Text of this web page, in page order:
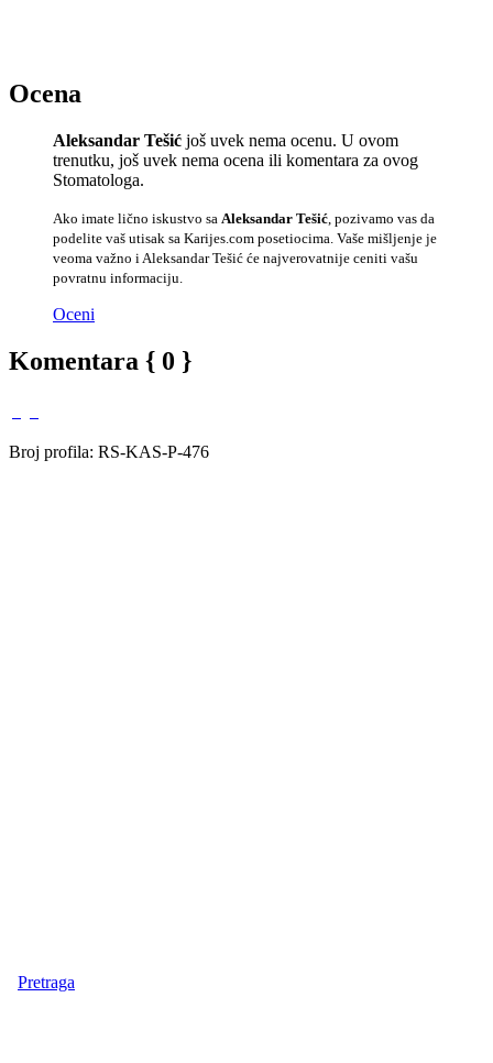
Ocena
Aleksandar Tešić još uvek nema ocenu. U ovom
trenutku, još uvek nema ocena ili komentara za ovog
Stomatologa.
Ako imate lično iskustvo sa Aleksandar Tešić , pozivamo vas da
podelite vaš utisak sa Karijes.com posetiocima. Vaše mišljenje je
veoma važno i Aleksandar Tešić će najverovatnije ceniti vašu
povratnu informaciju.
Oceni
Komentara { 0 }
Broj profila: RS-KAS-P-476
Pretraga